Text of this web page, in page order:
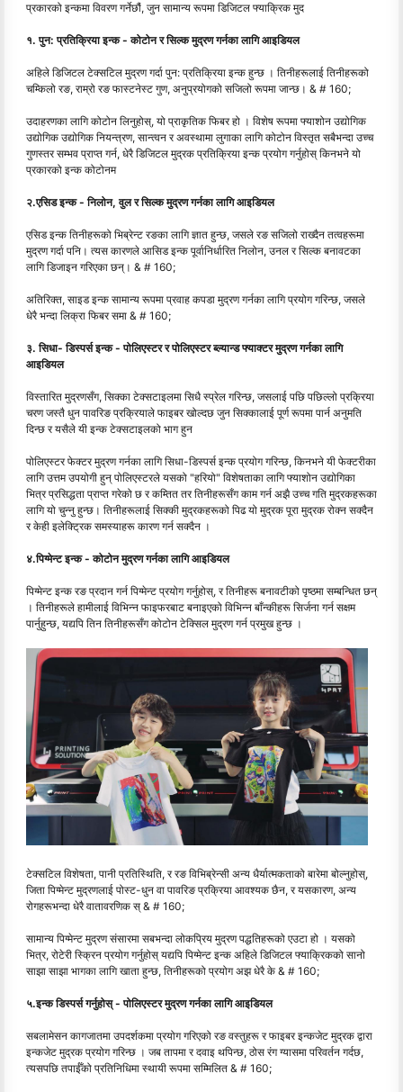
प्रकारको इन्कमा विवरण गर्नेछौं, जुन सामान्य रूपमा डिजिटल फ्याक्रिक मुद
१. पुन: प्रतिक्रिया इन्क - कोटोन र सिल्क मुद्रण गर्नका लागि आइडियल
अहिले डिजिटल टेक्सटिल मुद्रण गर्दा पुन: प्रतिक्रिया इन्क हुन्छ । तिनीहरूलाई तिनीहरूको
चम्किलो रङ, राम्रो रङ फास्टनेस्ट गुण, अनुप्रयोगको सजिलो रूपमा जान्छ। & # 160;
उदाहरणका लागि कोटोन लिनुहोस्, यो प्राकृतिक फिबर हो । विशेष रूपमा फ्याशोन उद्योगिक
उद्योगिक उद्योगिक नियन्त्रण, सान्त्वन र अवस्थामा लुगाका लागि कोटोन विस्तृत सबैभन्दा उच्च
गुणस्तर सम्भव प्राप्त गर्न, धेरै डिजिटल मुद्रक प्रतिक्रिया इन्क प्रयोग गर्नुहोस् किनभने यो
प्रकारको इन्क कोटोनम
२.एसिड इन्क - निलोन, वुल र सिल्क मुद्रण गर्नका लागि आइडियल
एसिड इन्क तिनीहरूको भिब्रेन्ट रङका लागि ज्ञात हुन्छ, जसले रङ सजिलो राख्दैन तत्वहरूमा
मुद्रण गर्दा पनि। त्यस कारणले आसिड इन्क पूर्वानिर्धारित निलोन, उनल र सिल्क बनावटका
लागि डिजाइन गरिएका छन्। & # 160;
अतिरिक्त, साइड इन्क सामान्य रूपमा प्रवाह कपडा मुद्रण गर्नका लागि प्रयोग गरिन्छ, जसले
धेरै भन्दा लिक्रा फिबर समा & # 160;
३. सिधा- डिस्पर्स इन्क - पोलिएस्टर र पोलिएस्टर ब्ल्यान्ड फ्याक्टर मुद्रण गर्नका लागि
आइडियल
विस्तारित मुद्रणसँग, सिक्का टेक्सटाइलमा सिधै स्प्रेल गरिन्छ, जसलाई पछि पछिल्लो प्रक्रिया
चरण जस्तै धुन पावरिङ प्रक्रियाले फाइबर खोल्दछ जुन सिक्कालाई पूर्ण रूपमा पार्न अनुमति
दिन्छ र यसैले यी इन्क टेक्सटाइलको भाग हुन
पोलिएस्टर फेक्टर मुद्रण गर्नका लागि सिधा-डिस्पर्स इन्क प्रयोग गरिन्छ, किनभने यी फेक्टरीका
लागि उत्तम उपयोगी हुन् पोलिएस्टरले यसको "हरियो" विशेषताका लागि फ्याशोन उद्योगिका
भित्र प्रसिद्धता प्राप्त गरेको छ र कम्तित तर तिनीहरूसँग काम गर्न अझै उच्च गति मुद्रकहरूका
लागि यो चुन्नु हुन्छ। तिनीहरूलाई सिक्की मुद्रकहरूको पिढ यो मुद्रक पूरा मुद्रक रोक्न सक्दैन
र केही इलेक्ट्रिक समस्याहरू कारण गर्न सक्दैन ।
४.पिग्मेन्ट इन्क - कोटोन मुद्रण गर्नका लागि आइडियल
पिग्मेन्ट इन्क रङ प्रदान गर्न पिग्मेन्ट प्रयोग गर्नुहोस्, र तिनीहरू बनावटीको पृष्ठमा सम्बन्धित छन्
। तिनीहरूले हामीलाई विभिन्न फाइफरबाट बनाइएको विभिन्न बाँन्कीहरू सिर्जना गर्न सक्षम
पार्नुहुन्छ, यद्यपि तिन तिनीहरूसँग कोटोन टेक्सिल मुद्रण गर्न प्रमुख हुन्छ ।
टेक्सटिल विशेषता, पानी प्रतिस्थिति, र रङ विभिब्रेन्सी अन्य धैर्यात्मकताको बारेमा बोल्नुहोस्,
जिता पिग्मेन्ट मुद्रणलाई पोस्ट-धुन वा पावरिङ प्रक्रिया आवश्यक छैन, र यसकारण, अन्य
रोगहरूभन्दा धेरै वातावरणिक स् & # 160;
सामान्य पिग्मेन्ट मुद्रण संसारमा सबभन्दा लोकप्रिय मुद्रण पद्धतिहरूको एउटा हो । यसको
भित्र, रोटेरी स्क्रिन प्रयोग गर्नुहोस् यद्यपि पिग्मेन्ट इन्क अहिले डिजिटल फ्याक्रिकको सानो
साझा साझा भागका लागि खाता हुन्छ, तिनीहरूको प्रयोग अझ धेरै के & # 160;
५.इन्क डिस्पर्स गर्नुहोस् - पोलिएस्टर मुद्रण गर्नका लागि आइडियल
सबलामेसन कागजातमा उपदर्शकमा प्रयोग गरिएको रङ वस्तुहरू र फाइबर इन्कजेट मुद्रक द्वारा
इन्कजेट मुद्रक प्रयोग गरिन्छ । जब तापमा र दवाइ थपिन्छ, ठोस रंग ग्यासमा परिवर्तन गर्दछ,
त्यसपछि तपाईँको प्रतिनिधिमा स्थायी रूपमा सम्मिलित & # 160;